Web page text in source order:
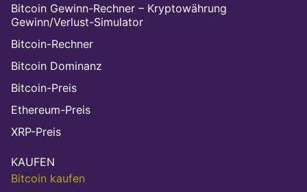
Bitcoin Gewinn-Rechner – Kryptowährung
Gewinn/Verlust-Simulator
Bitcoin-Rechner
Bitcoin Dominanz
Bitcoin-Preis
Ethereum-Preis
XRP-Preis
KAUFEN
Bitcoin kaufen